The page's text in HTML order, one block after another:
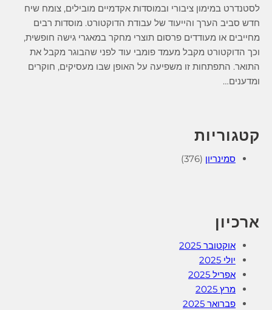
לסטנדרט במימון ציבורי ובמוסדות אקדמיים מובילים, צומח שיח
חדש סביב הערך והייעוד של עבודת הדוקטורט. מוסדות רבים
מחייבים או מעודדים פרסום תוצרי מחקר במאגרי גישה חופשית,
וכך הדוקטורט מקבל מעמד פומבי עוד לפני שהבוגר מקבל את
התואר. התפתחות זו משפיעה על האופן שבו מעסיקים, חוקרים
ומדענים…
קטגוריות
סמינריון (376)
ארכיון
אוקטובר 2025
יולי 2025
אפריל 2025
מרץ 2025
פברואר 2025